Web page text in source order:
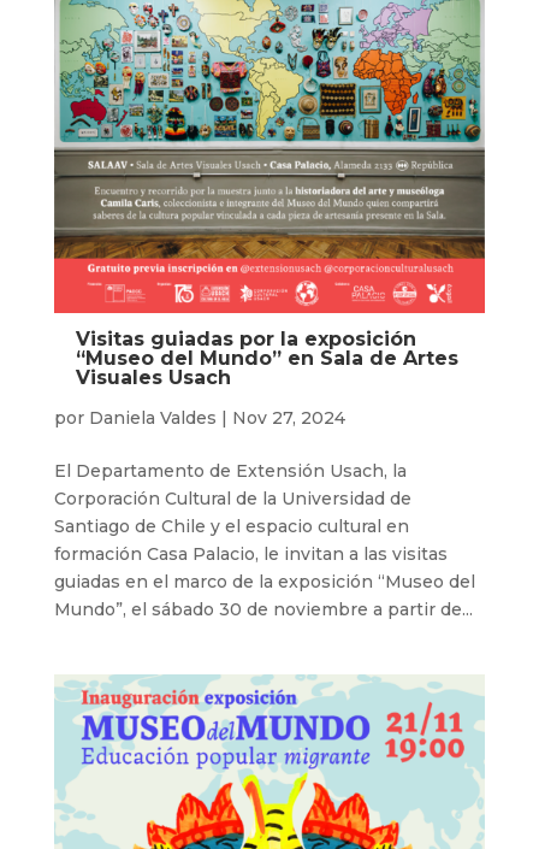
Visitas guiadas por la exposición
“Museo del Mundo” en Sala de Artes
Visuales Usach
por Daniela Valdes | Nov 27, 2024
El Departamento de Extensión Usach, la
Corporación Cultural de la Universidad de
Santiago de Chile y el espacio cultural en
formación Casa Palacio, le invitan a las visitas
guiadas en el marco de la exposición “Museo del
Mundo”, el sábado 30 de noviembre a partir de...